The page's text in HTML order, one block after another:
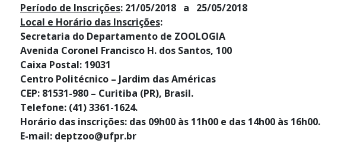
Período de Inscrições: 21/05/2018 a 25/05/2018
Local e Horário das Inscrições:
Secretaria do Departamento de ZOOLOGIA
Avenida Coronel Francisco H. dos Santos, 100
Caixa Postal: 19031
Centro Politécnico – Jardim das Américas
CEP: 81531-980 – Curitiba (PR), Brasil.
Telefone: (41) 3361-1624.
Horário das inscrições: das 09h00 às 11h00 e das 14h00 às 16h00.
E-mail: deptzoo@ufpr.br